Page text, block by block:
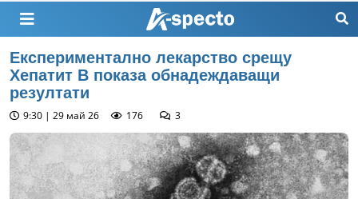
Експериментално лекарство срещу
Хепатит B показа обнадеждаващи
резултати
9:30 | 29 май 26 176 3